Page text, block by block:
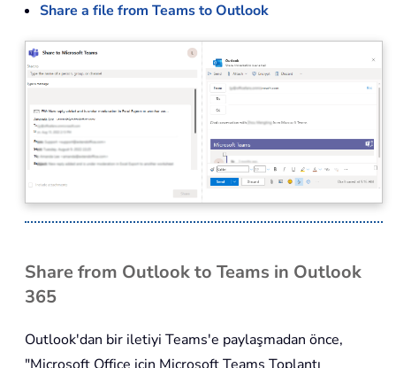
Share a file from Teams to Outlook
Share from Outlook to Teams in Outlook
365
Outlook'dan bir iletiyi Teams'e paylaşmadan önce,